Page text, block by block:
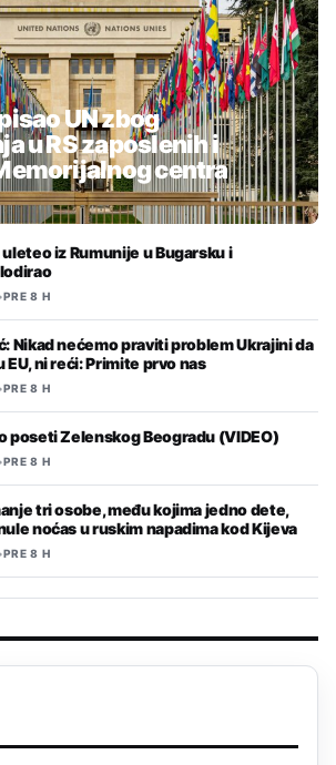
UN zbog
u RS zaposlenih i
centra
iz Rumunije u Bugarsku i
PRE 8 H
Nikad nećemo praviti problem Ukrajini da
EU, ni reći: Primite prvo nas
PRE 8 H
poseti Zelenskog Beogradu (VIDEO)
PRE 8 H
tri osobe, među kojima jedno dete,
noćas u ruskim napadima kod Kijeva
PRE 8 H